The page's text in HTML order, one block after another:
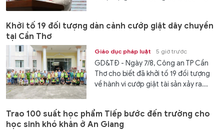
Khởi tố 19 đối tượng dàn cảnh cướp giật dây chuyền
tại Cần Thơ
Giáo dục pháp luật 5 giờ trước
GD&TĐ - Ngày 7/8, Công an TP Cần
Thơ cho biết đã khởi tố 19 đối tượng
về hành vi cướp giật tài sản xảy ra...
Trao 100 suất học phẩm Tiếp bước đến trường cho
học sinh khó khăn ở An Giang